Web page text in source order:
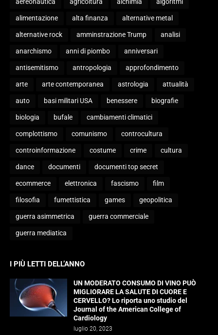
aereonautica agricoltura alchimia algoritmi
alimentazione alta finanza alternative metal
alternative rock amminstrazione Trump analisi
anarchismo anni di piombo anniversari
antisemitismo antropologia approfondimento
arte arte contemporanea astrologia attualità
auto basi militari USA benessere biografie
biologia bufale cambiamenti climatici
complottismo comunismo controcultura
controinformazione costume crime cultura
dance documenti documenti top secret
ecommerce elettronica fascismo film
filosofia fumettistica games geopolitica
guerra asimmetrica guerra commerciale
guerra mediatica
I PIÙ LETTI DELL’ANNO
UN MODERATO CONSUMO DI VINO PUÒ
MIGLIORARE LA SALUTE DI CUORE E
CERVELLO? Lo riporta uno studio del
Journal of the American College of
Cardiology
luglio 20, 2023